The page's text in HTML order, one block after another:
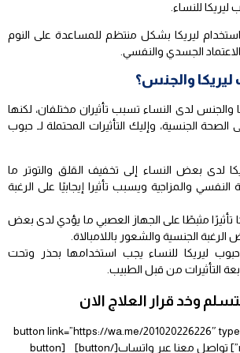
للنساء.
ليريكا بشكل منتظم للمساعدة على النوم
الجسدي والنفسي.
ليريكا والجنس؟
والجنس لدى النساء تسبب تأثيران مختلفان، لكنها
الجنسية، وإليك التأثيرات المحتملة لـ حبوب
لدى بعض النساء إلى تخفيف القلق والتوتر ما
والمزاجية ويسبب تأثيرا إيجابيًا على الرغبة
تأثيرًا مثبطًا على الجهاز العصبي ما يؤدي لدى بعض
الرغبة الجنسية والشعور باللامبالاة.
ليريكا للنساء يجب استخدامها بحذر وتحت
التأثيرات من قبل الطبيب.
وخد قرار العلاج الان
[button link=”https://wa.me/201020226226″
newwindow=”yes”] تواصل معنا عبر واتساب[/button] [button